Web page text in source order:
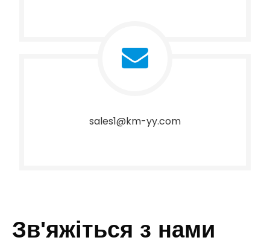
sales1@km-yy.com
Зв'яжіться з нами